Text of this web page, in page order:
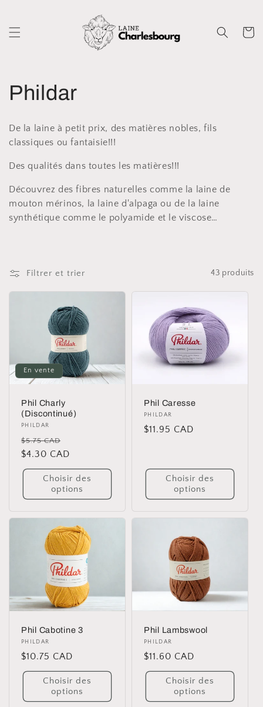
contenu
Panier
C
o
l
l
e
c
i
Phildar
De la laine à petit prix, des matières nobles, fils
classiques ou fantaisie!!!
Des qualités dans toutes les matières!!!
Découvrez des fibres naturelles comme la laine de
mouton mérinos,
la laine d'alpagaou de la laine
synthétique comme le polyamide et le viscose…
Filtrer et trier 43 produits
En vente
Phil Charly
(Discontinué)
Distributeur :
PHILDAR
Prix
habituel
$5.75 CAD
promotionnel
$4.30 CAD
Choisir des
options
Phil Caresse
Distributeur :
PHILDAR
Prix
$11.95 CAD
Choisir des
options
Phil Cabotine 3
Distributeur :
PHILDAR
Prix
habituel
$10.75 CAD
Choisir des
options
Phil Lambswool
Distributeur :
PHILDAR
Prix
habituel
$11.60 CAD
Choisir des
options